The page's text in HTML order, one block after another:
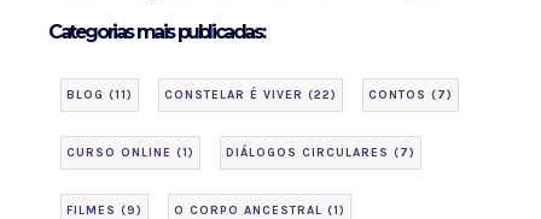
Categorias mais publicadas:
BLOG (11) CONSTELAR É VIVER (22) CONTOS (7)
CURSO ONLINE (1) DIÁLOGOS CIRCULARES (7)
FILMES (9) O CORPO ANCESTRAL (1)